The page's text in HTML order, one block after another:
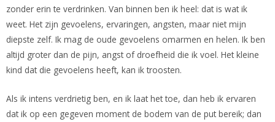
zonder erin te verdrinken. Van binnen ben ik heel: dat is wat ik
weet. Het zijn gevoelens, ervaringen, angsten, maar niet mijn
diepste zelf. Ik mag de oude gevoelens omarmen en helen. Ik ben
altijd groter dan de pijn, angst of droefheid die ik voel. Het kleine
kind dat die gevoelens heeft, kan ik troosten.
Als ik intens verdrietig ben, en ik laat het toe, dan heb ik ervaren
dat ik op een gegeven moment de bodem van de put bereik; dan